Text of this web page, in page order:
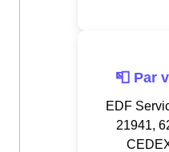
📮 Par
EDF
21941,